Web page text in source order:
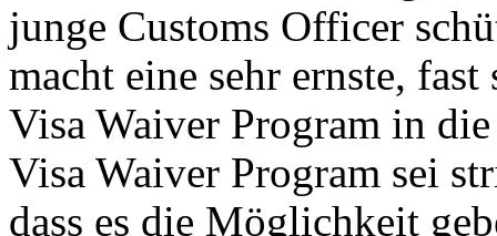
junge Customs Officer
macht eine sehr ernste,
Visa Waiver Program in
Visa Waiver Program sei
dass es die Möglichkeit